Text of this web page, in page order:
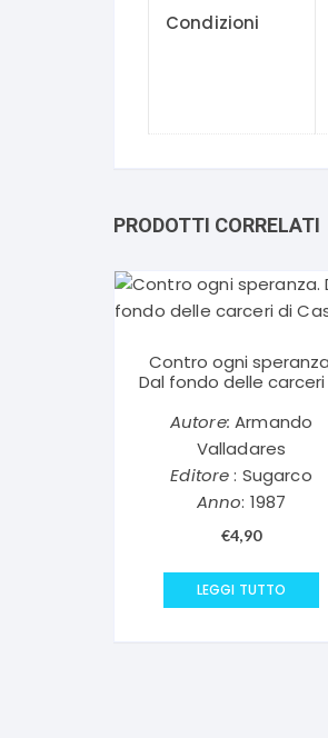
Condizioni
PRODOTTI CORRELATI
Contro ogni
Dal fondo delle carceri
Autore: Armando
Valladares
Editore: Sugarco
Anno: 1987
€4,90
LEGGI TUTTO